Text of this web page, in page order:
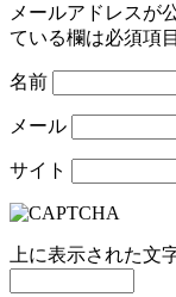
メールアドレスが
ている欄は必須項
名前
メール
サイト
上に表示された文